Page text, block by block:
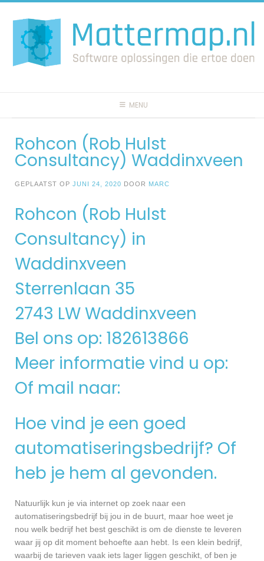
naar
inhoud
MENU
Rohcon (Rob Hulst
Consultancy) Waddinxveen
GEPLAATST OP JUNI 24, 2020 DOOR MARC
Rohcon (Rob Hulst
Consultancy) in
Waddinxveen
Sterrenlaan 35
2743 LW Waddinxveen
Bel ons op: 182613866
Meer informatie vind u op:
Of mail naar:
Hoe vind je een goed
automatiseringsbedrijf? Of
heb je hem al gevonden.
Natuurlijk kun je via internet op zoek naar een
automatiseringsbedrijf bij jou in de buurt, maar hoe weet je
nou welk bedrijf het best geschikt is om de dienste te leveren
waar jij op dit moment behoefte aan hebt. Is een klein bedrijf,
waarbij de tarieven vaak iets lager liggen geschikt, of ben je